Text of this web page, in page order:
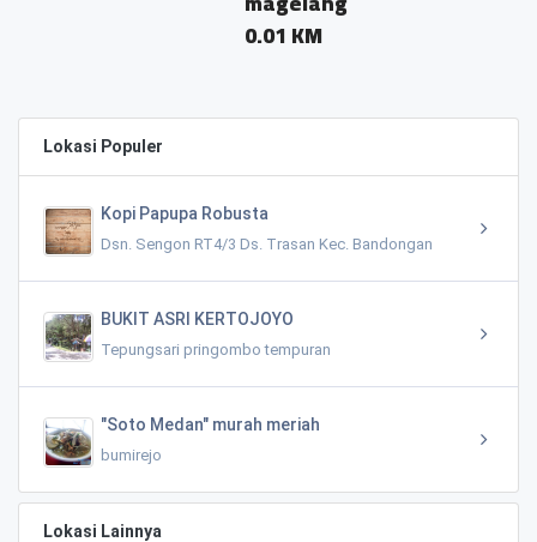
0.01 KM
Lokasi Populer
Kopi Papupa Robusta
Dsn. Sengon RT4/3 Ds. Trasan Kec. Bandongan
BUKIT ASRI KERTOJOYO
Tepungsari pringombo tempuran
"Soto Medan" murah meriah
bumirejo
Lokasi Lainnya